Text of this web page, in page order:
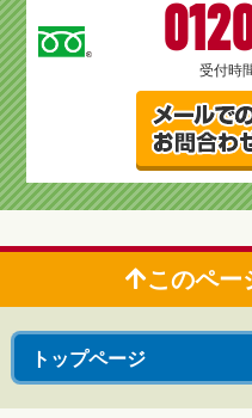
受付時
このペー